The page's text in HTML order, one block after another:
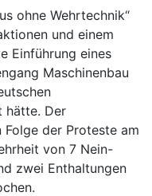
ohne Wehrtechnik“
und einem
Einführung eines
Maschinenbau
hätte. Der
der Proteste am
von 7 Nein-
zwei Enthaltungen